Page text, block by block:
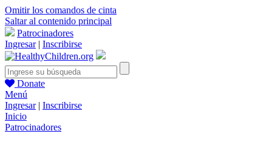
Omitir los comandos de cinta
Saltar al contenido principal
Patrocinadores
Ingresar| Inscribirse
Donate
Menú
Ingresar| Inscribirse
Inicio
Patrocinadores